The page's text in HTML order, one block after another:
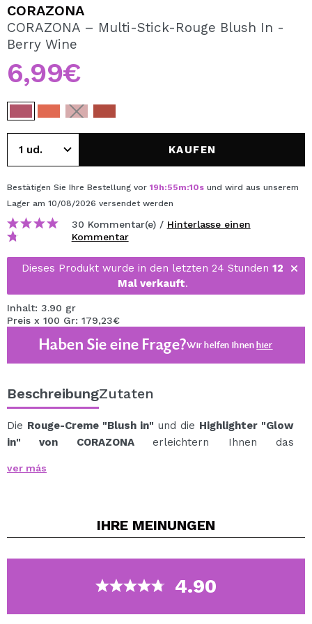
REGISTRIEREN
Durch die Erstellung eines Kontos bei Maquillalia.de
können Sie Ihre Einkäufe schnell tätigen, den Status Ihrer
Bestellungen überprüfen und Ihre bisherigen Vorgänge
einsehen.
CORAZONA
CORAZONA – Multi-Stick-Rouge Blush In -
Berry Wine
6,99€
KAUFEN
Bestätigen Sie Ihre Bestellung vor 19h:55m:09s und wird aus unserem
Lager am 10/08/2026 versendet werden
30 Kommentar(e) / Hinterlasse einen
Kommentar
Dieses Produkt wurde in den letzten 24 Stunden 12
Mal verkauft.
Inhalt: 3.90 gr
Preis x 100 Gr: 179,23€
Haben Sie eine Frage?Wir helfen Ihnenhier
BeschreibungZutaten
Die Rouge-Creme "Blush in" und die Highlighter "Glow
in" von CORAZONAerleichtern Ihnen das
Dank seines vielseitigen Stiftformats können Sie ihn auf
Berührungen schnell und einfach mit der Haut und
anhält.
Seine geringe Größe ist ideal für den Transport überall
dort, wo Sie ihn brauchen: Tasche, Kulturbeutel,
ver más
IHRE MEINUNGEN
4.90